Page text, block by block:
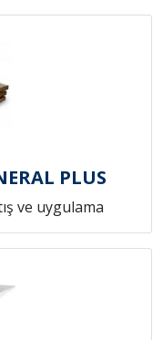
PLUS
ve uygulama